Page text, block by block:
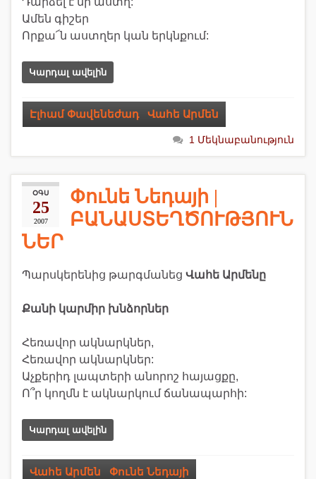
Ամեն գիշեր
Որքա՜ն աստղեր կան երկնքում:
Կարդալ ավելին
Էլհամ Փավենեժադ Վահե Արմեն
1 Մեկնաբանություն
ՕԳՍ
25
2007
Փունե Նեդայի |
ԲԱՆԱՍՏԵՂԾՈՒԹՅՈՒՆ
ՆԵՐ
Պարսկերենից թարգմանեց Վահե Արմենը
Քանի կարմիր խնձորներ
Հեռավոր ակնարկներ,
Հեռավոր ակնարկներ:
Աչքերիդ լապտերի անորոշ հայացքը,
Ո՞ր կողմն է ակնարկում ճանապարհի:
Կարդալ ավելին
Վահե Արմեն Փունե Նեդայի